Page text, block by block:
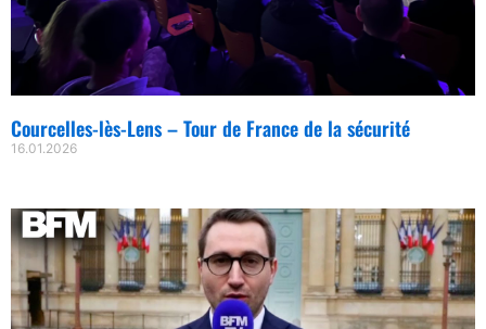
Courcelles-lès-Lens – Tour de France de la sécurité
16.01.2026